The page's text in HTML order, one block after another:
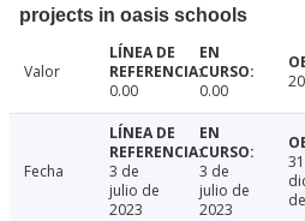
projects in oasis schools
Valor
0.00
0.00
Fecha
3 de
julio de
2023
3 de
julio de
2023